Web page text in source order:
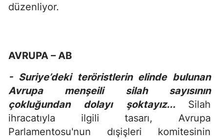
düzenliyor.
AVRUPA – AB
- Suriye’deki teröristlerin elinde bulunan
Avrupa menşeili silah sayısının
çokluğundan dolayı şoktayız... Silah
ihracatıyla ilgili tasarı, Avrupa
Parlamentosu'nun dışişleri komitesinin